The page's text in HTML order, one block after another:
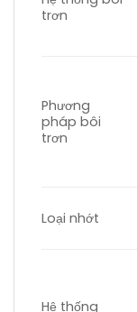
trơn
Phương
pháp bôi
trơn
Loại nhớt
Hệ thống